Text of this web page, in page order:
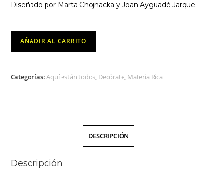
Diseñado por Marta Chojnacka y Joan Ayguadé Jarque.
Pendiente
-
AÑADIR AL CARRITO
Categorías:Aquí están todos, Decórate, Materia Rica
DESCRIPCIÓN
Descripción